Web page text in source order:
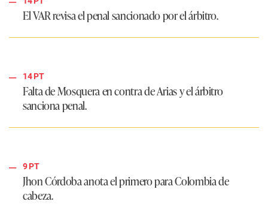
El VAR revisa el penal sancionado por el árbitro.
14 PT
Falta de Mosquera en contra de Arias y el árbitro
sanciona penal.
9 PT
Jhon Córdoba anota el primero para Colombia de
cabeza.